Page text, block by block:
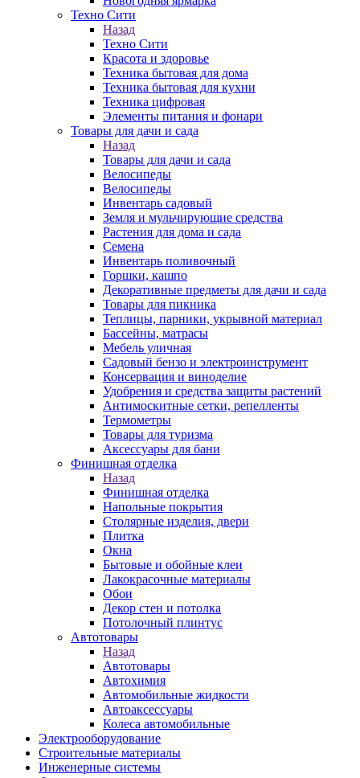
Техно Сити
Назад
Техно Сити
Красота и здоровье
Техника бытовая для дома
Техника бытовая для кухни
Техника цифровая
Элементы питания и фонари
Товары для дачи и сада
Назад
Товары для дачи и сада
Велосипеды
Велосипеды
Инвентарь садовый
Земля и мульчирующие средства
Растения для дома и сада
Семена
Инвентарь поливочный
Горшки, кашпо
Декоративные предметы для дачи и сада
Товары для пикника
Теплицы, парники, укрывной материал
Бассейны, матрасы
Мебель уличная
Садовый бензо и электроинструмент
Консервация и виноделие
Удобрения и средства защиты растений
Антимоскитные сетки, репелленты
Термометры
Товары для туризма
Аксессуары для бани
Финишная отделка
Назад
Финишная отделка
Напольные покрытия
Столярные изделия, двери
Плитка
Окна
Бытовые и обойные клеи
Лакокрасочные материалы
Обои
Декор стен и потолка
Потолочный плинтус
Автотовары
Назад
Автотовары
Автохимия
Автомобильные жидкости
Автоаксессуары
Колеса автомобильные
Электрооборудование
Строительные материалы
Инженерные системы